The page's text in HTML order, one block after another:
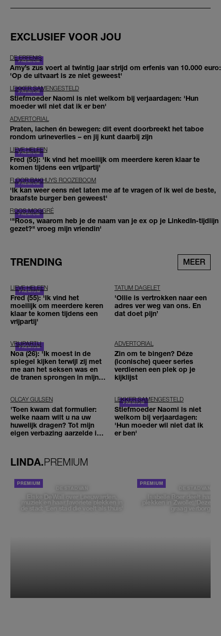
EXCLUSIEF VOOR JOU
DE ERFENIS
Amy’s zus voert al twintig jaar strijd om erfenis van 10.000 euro:
'Op de uitvaart is ze niet geweest'
LEKKER SAMENGESTELD
Stiefmoeder Naomi is niet welkom bij verjaardagen: 'Hun
moeder wil niet dat ik er ben'
ADVERTORIAL
Praten, lachen én bewegen: dit event doorbreekt het taboe
rondom urineverlies – en jij kunt daarbij zijn
LIEVE HELEEN
Fred (55): 'Ik vind het moeilijk om meerdere keren klaar te
komen tijdens een vrijpartij'
FLOOR BAKHUYS ROOZEBOOM
'Ik kan weer eens niet laten me af te vragen of ik wel de beste,
braafste burger ben geweest'
ROOS MOGGRÉ
'"Roos, waarom heb je de naam van je ex op je LinkedIn-tijdlijn
gezet?" vroeg mijn vriendin'
TRENDING MEER
LIEVE HELEEN
Fred (55): 'Ik vind het
moeilijk om meerdere keren
klaar te komen tijdens een
vrijpartij'
TATUM DAGELET
'Ollie is vertrokken naar een
adres ver weg van ons. En
dat doet pijn’
VRIJPARTIJ
Noa (26): 'Ik moest in de
spiegel kijken terwijl zij met
me aan het seksen was en
de tranen sprongen in mijn
ADVERTORIAL
Zin om te bingen? Déze
(iconische) queer series
verdienen een plek op je
kijklijst
OLCAY GULSEN
'Toen kwam dat formulier:
welke naam wilt u na uw
huwelijk dragen? Tot mijn
eigen verbazing aarzelde ik
LEKKER SAMENGESTELD
Stiefmoeder Naomi is niet
welkom bij verjaardagen:
'Hun moeder wil niet dat ik
er ben'
LINDA.PREMIUM
DE STAD VAN
Elske DeWall over Leeuwarden,
muziek en haar favoriete plekken in
de stad: 'Een stad die voelt als thuis'
DE STAD VAN
Isabelle Boer deelt haar
plekken in Zwolle: 'Deze
graag verborgen'